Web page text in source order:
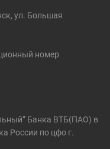
ул. Большая
номер
Банка ВТБ(ПАО) в
России по цфо г.